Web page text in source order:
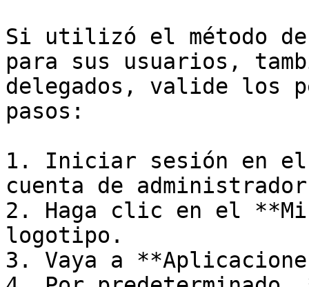
Si utilizó el método de
para sus usuarios,
delegados, valide los
pasos:
1. Iniciar sesión en el
cuenta de
2. Haga clic en el
logotipo.
3. Vaya a